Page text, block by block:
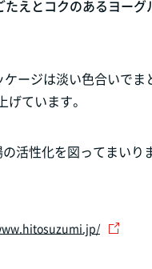
たえとコクのあるヨーグ
ケージは淡い色合いでま
ています。
活性化を図ってまいり